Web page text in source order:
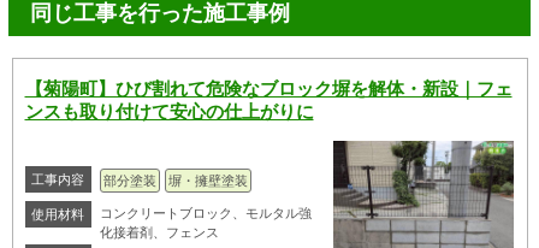
同じ工事を行った施工事例
【菊陽町】ひび割れて危険なブロック塀を解体・新設｜フェ
ンスも取り付けて安心の仕上がりに
工事内容 部分塗装 塀・擁壁塗装
使用材料
コンクリートブロック、モルタル強
化接着剤、フェンス